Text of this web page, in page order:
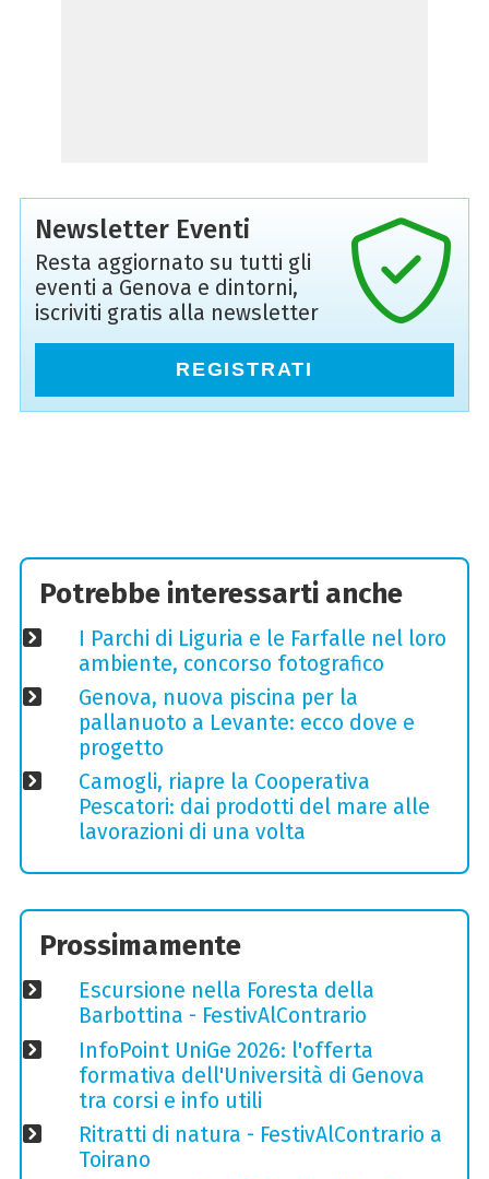
Newsletter Eventi
Resta aggiornato su tutti gli
eventi a Genova e dintorni,
iscriviti gratis alla newsletter
REGISTRATI
Potrebbe interessarti anche
I Parchi di Liguria e le Farfalle nel loro
ambiente, concorso fotografico
Genova, nuova piscina per la
pallanuoto a Levante: ecco dove e
progetto
Camogli, riapre la Cooperativa
Pescatori: dai prodotti del mare alle
lavorazioni di una volta
Prossimamente
Escursione nella Foresta della
Barbottina - FestivAlContrario
InfoPoint UniGe 2026: l'offerta
formativa dell'Università di Genova
tra corsi e info utili
Ritratti di natura - FestivAlContrario a
Toirano